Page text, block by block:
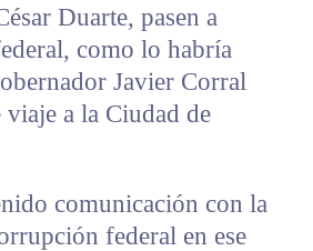
Duarte, pasen a
como lo habría
Javier Corral
viaje a la Ciudad de
comunicación con la
federal en ese